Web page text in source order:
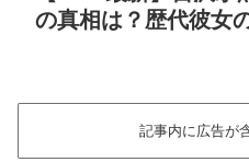
の真相は？歴代彼女
記事内に広告が